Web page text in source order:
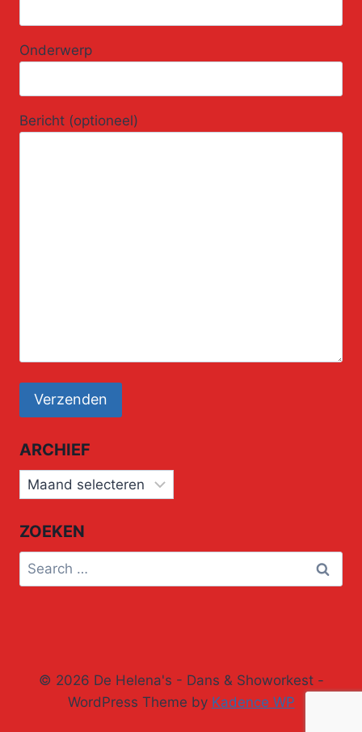
Onderwerp
Bericht (optioneel)
ARCHIEF
Archief
ZOEKEN
Search
for:
© 2026 De Helena's - Dans & Showorkest -
WordPress Theme by Kadence WP